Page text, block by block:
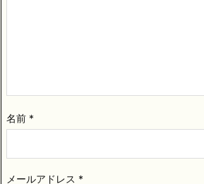
名前 *
メールアドレス *